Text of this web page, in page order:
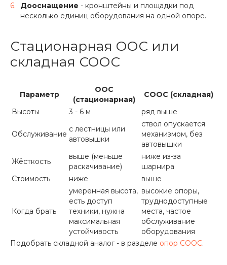
Дооснащение - кронштейны и площадки под
несколько единиц оборудования на одной опоре.
Стационарная ООС или
складная СООС
Параметр
ООС
(стационарная)
СООС (складная)
Высоты
3 - 6 м ряд выше
Обслуживание
с лестницы или
автовышки
ствол опускается
механизмом, без
автовышки
Жёсткость
выше (меньше
раскачивание)
ниже из-за
шарнира
Стоимость
ниже выше
Когда брать
умеренная высота,
есть доступ
техники, нужна
максимальная
устойчивость
высокие опоры,
труднодоступные
места, частое
обслуживание
оборудования
Подобрать складной аналог - в разделе опор СООС.